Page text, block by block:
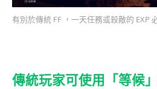
有別於傳統 FF ，一天任務或殺敵的 EXP
傳統玩家可使用「等候